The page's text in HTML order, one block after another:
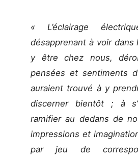
« L’éclairage
désapprenant à voir dans
y être chez nous,
pensées et sentiments
auraient trouvé à y
discerner bientôt ; à
ramifier au dedans de
impressions et
par jeu de